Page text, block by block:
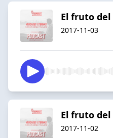
El fruto del
2017-11-03
El fruto del
2017-11-02